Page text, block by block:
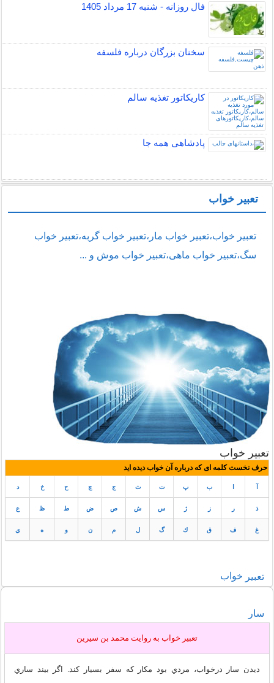
فال روزانه - شنبه 17 مرداد 1405
سخنان بزرگان درباره فلسفه
کاریکاتور تغذیه سالم
پادشاهی همه جا
تعبیر خواب
تعبیر خواب،تعبیر خواب مار،تعبیر خواب گربه،تعبیر خواب
سگ،تعبیر خواب ماهی،تعبیر خواب موش و ...
تعبیر خواب
حرف نخست کلمه ای که درباره آن خواب دیده اید
ب پ ت ث ج چ ح خ د
ذ ر ز ژ س ش ص ض ط ظ ع
غ ف ق ك گ ل م ن و ه ي
تعبير خواب
سار
تعبير خواب به روايت محمد بن سيرين
ديدن سار درخواب، مردي بود مكار كه سفر بسيار كند. اگر بيند ساري